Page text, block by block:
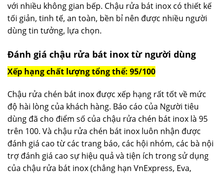
với nhiều không gian bếp. Chậu rửa bát inox có thiết kế
tối giản, tinh tế, an toàn, bền bỉ nên được nhiều người
dùng tin tưởng, lựa chọn.
Đánh giá chậu rửa bát inox từ người dùng
Xếp hạng chất lượng tổng thể: 95/100
Chậu rửa chén bát inox được xếp hạng rất tốt về mức
độ hài lòng của khách hàng. Báo cáo của Người tiêu
dùng đã cho điểm số của chậu rửa chén bát inox là 95
trên 100. Và chậu rửa chén bát inox luôn nhận được
đánh giá cao từ các trang báo, các hội nhóm, các bà nội
trợ đánh giá cao sự hiệu quả và tiện ích trong sử dụng
của chậu rửa bát inox (chẳng hạn VnExpress, Eva,